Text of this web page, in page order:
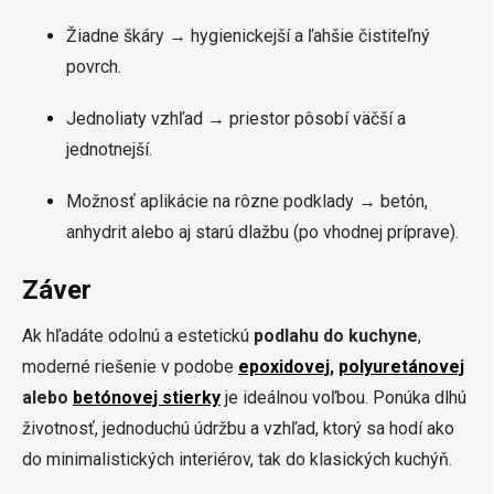
Žiadne škáry → hygienickejší a ľahšie čistiteľný
povrch.
Jednoliaty vzhľad → priestor pôsobí väčší a
jednotnejší.
Možnosť aplikácie na rôzne podklady → betón,
anhydrit alebo aj starú dlažbu (po vhodnej príprave).
Záver
Ak hľadáte odolnú a estetickú podlahu do kuchyne,
moderné riešenie v podobe epoxidovej, polyuretánovej
alebo betónovej stierky je ideálnou voľbou. Ponúka dlhú
životnosť, jednoduchú údržbu a vzhľad, ktorý sa hodí ako
do minimalistických interiérov, tak do klasických kuchýň.